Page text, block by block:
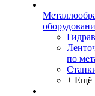
по
+ Ещё